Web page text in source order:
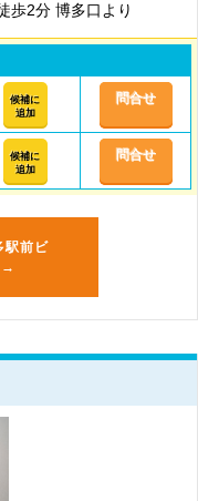
歩2分 博多口より
候補に
追加
問合せ
候補に
追加
問合せ
駅前ビ
→